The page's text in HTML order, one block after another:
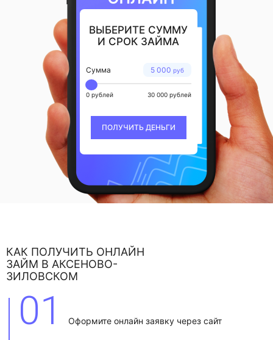
ВЫБЕРИТЕ СУММУ
И СРОК ЗАЙМА
5 000 руб
Сумма
0 рублей 30 000 рублей
ПОЛУЧИТЬ ДЕНЬГИ
КАК ПОЛУЧИТЬ ОНЛАЙН
ЗАЙМ В АКСЕНОВО-
ЗИЛОВСКОМ
01 Оформите онлайн заявку через сайт